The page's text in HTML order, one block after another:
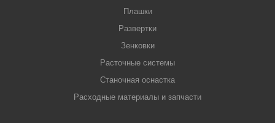
Плашки
Развертки
Зенковки
Расточные системы
Станочная оснастка
Расходные материалы и запчасти